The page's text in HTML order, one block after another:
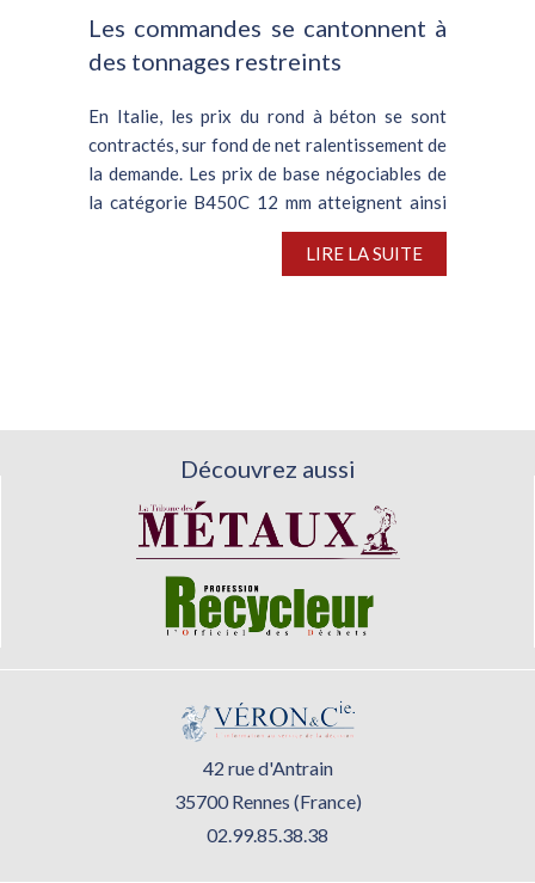
Les commandes se cantonnent à
des tonnages restreints
En Italie, les prix du rond à béton se sont
contractés, sur fond de net ralentissement de
la demande. Les prix de base négociables de
la catégorie B450C 12 mm atteignent ainsi
440-460 €/t départ usine (soit un prix
LIRE LA SUITE
Découvrez aussi
42 rue d'Antrain
35700 Rennes (France)
02.99.85.38.38